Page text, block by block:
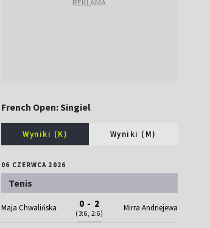
French Open: Singiel
Wyniki (K) Wyniki (M)
06 CZERWCA 2026
Tenis
Maja Chwalińska 0 - 2
(3:6, 2:6)
Mirra Andriejewa